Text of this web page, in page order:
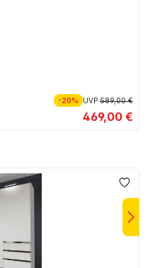
-20% UVP589,00 €
469,00 €